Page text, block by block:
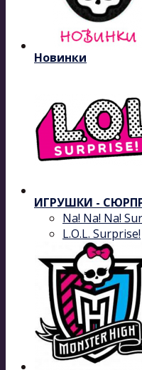
Новинки
ИГРУШКИ -
Na! Na! Na!
L.O.L. Surprise!